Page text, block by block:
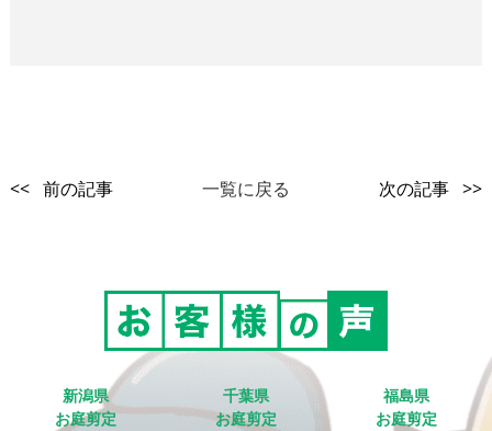
<< 前の記事 一覧に戻る 次の記事 >>
新潟県
お庭剪定
千葉県
お庭剪定
福島県
お庭剪定